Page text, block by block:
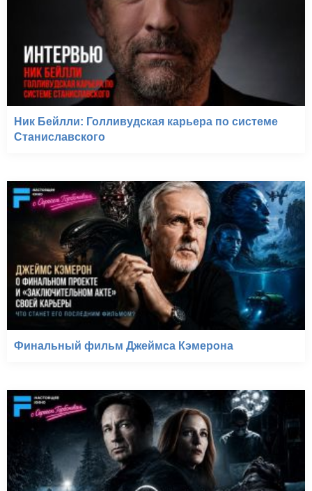
Ник Бейлли: Голливудская карьера по системе
Станиславского
Финальный фильм Джеймса Кэмерона